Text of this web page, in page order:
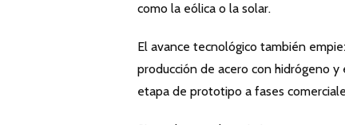
como la eólica o la solar.
El avance tecnológico también
producción de acero con hidrógeno
etapa de prototipo a fases